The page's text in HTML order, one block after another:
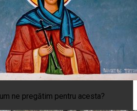
ne pregătim pentru acesta?